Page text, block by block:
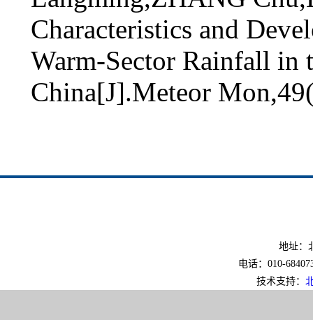
Characteristics and
Warm-Sector Rainfall in
China[J].Meteor
地址：
电话：010-
技术支持：